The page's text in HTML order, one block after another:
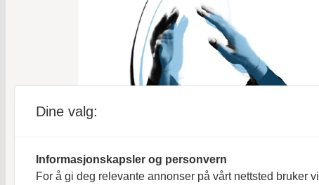
HODEBRY
«Berre ein misforståing»
Dine valg:
Informasjonskapsler og personvern
For å gi deg relevante annonser på vårt nettsted bruker vi